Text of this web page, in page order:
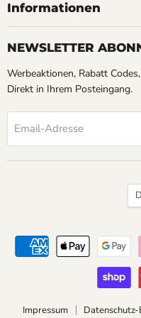
Informationen
NEWSLETTER
Werbeaktionen, Rabatt
Direkt in Ihrem Posteingang.
Email-Adresse
Impressum